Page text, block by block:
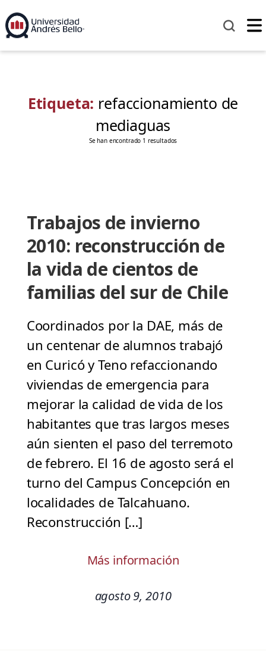
Etiqueta: refaccionamiento de
mediaguas
Se han encontrado 1 resultados
Trabajos de invierno
2010: reconstrucción de
la vida de cientos de
familias del sur de Chile
Coordinados por la DAE, más de
un centenar de alumnos trabajó
en Curicó y Teno refaccionando
viviendas de emergencia para
mejorar la calidad de vida de los
habitantes que tras largos meses
aún sienten el paso del terremoto
de febrero. El 16 de agosto será el
turno del Campus Concepción en
localidades de Talcahuano.
Reconstrucción […]
Más información
agosto 9, 2010